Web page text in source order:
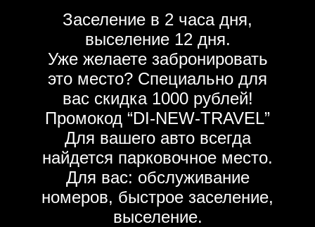
Заселение в 2 часа дня,
выселение 12 дня.
Уже желаете забронировать
это место? Специально для
вас скидка 1000 рублей!
Промокод “DI-NEW-TRAVEL”
Для вашего авто всегда
найдется парковочное место.
Для вас: обслуживание
номеров, быстрое заселение,
выселение.